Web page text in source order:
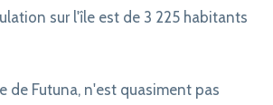
sur l'île est de 3 225 habitants
de Futuna, n'est quasiment pas